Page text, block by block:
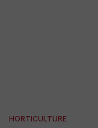
HORTICULTURE